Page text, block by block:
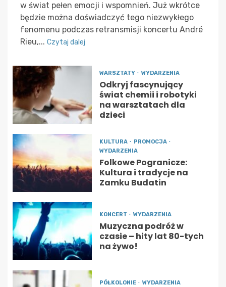
w świat pełen emocji i wspomnień. Już wkrótce
będzie można doświadczyć tego niezwykłego
fenomenu podczas retransmisji koncertu André
Rieu,... Czytaj dalej
WARSZTATY WYDARZENIA
Odkryj fascynujący
świat chemii i robotyki
na warsztatach dla
dzieci
KULTURA
PROMOCJA
WYDARZENIA
Folkowe Pogranicze:
Kultura i tradycje na
Zamku Budatin
KONCERT WYDARZENIA
Muzyczna podróż w
czasie – hity lat 80-tych
na żywo!
PÓŁKOLONIE WYDARZENIA